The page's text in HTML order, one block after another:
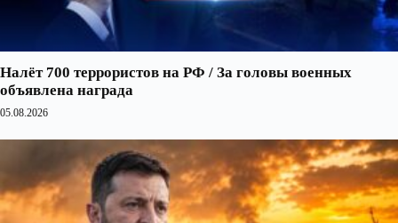
Налёт 700 террористов на РФ / За головы военных
объявлена награда
05.08.2026